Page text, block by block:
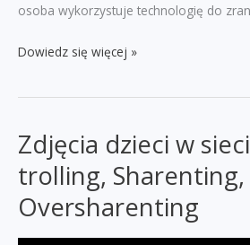
osoba wykorzystuje technologię do
Cyberprzemoc
nowe
w
cyfrowej
Dowiedz się więcej »
Zdjęcia dzieci w
trolling, Sharenting,
Oversharenting